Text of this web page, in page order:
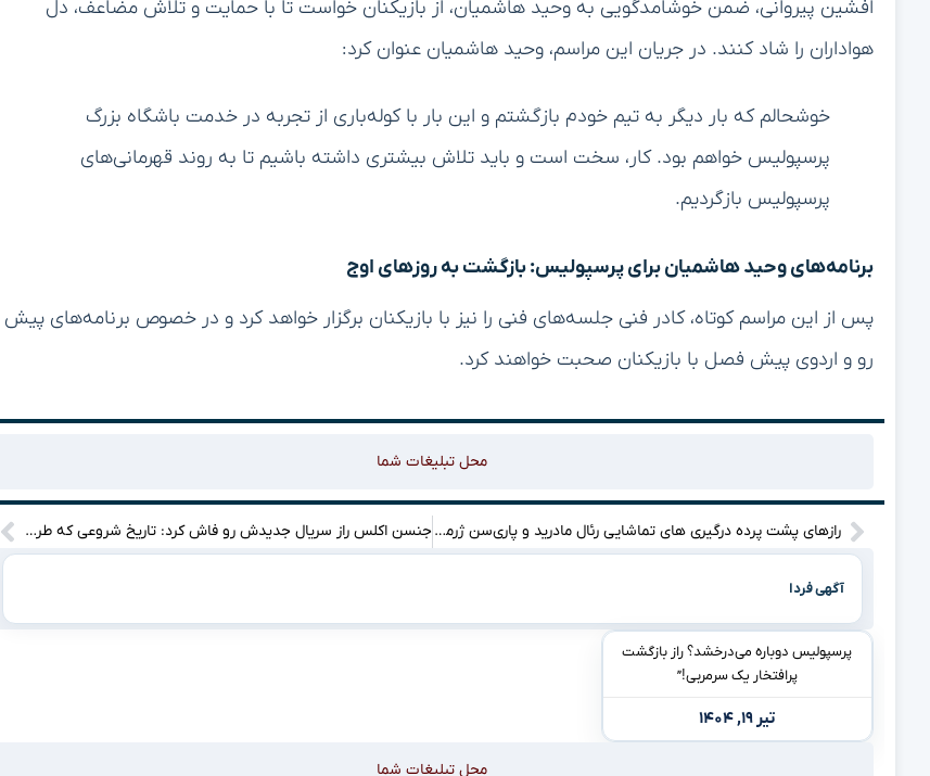
افشین پیروانی، ضمن خوشامدگویی به وحید هاشمیان، از بازیکنان خواست تا با حمایت و تلاش مضاعف، دل
هواداران را شاد کنند. در جریان این مراسم، وحید هاشمیان عنوان کرد:
خوشحالم که بار دیگر به تیم خودم بازگشتم و این بار با کوله‌باری از تجربه در خدمت باشگاه بزرگ
پرسپولیس خواهم بود. کار، سخت است و باید تلاش بیشتری داشته باشیم تا به روند قهرمانی‌های
پرسپولیس بازگردیم.
برنامه‌های وحید هاشمیان برای پرسپولیس: بازگشت به روزهای اوج
پس از این مراسم کوتاه، کادر فنی جلسه‌های فنی را نیز با بازیکنان برگزار خواهد کرد و در خصوص برنامه‌های پیش
رو و اردوی پیش فصل با بازیکنان صحبت خواهند کرد.
محل تبلیغات شما
رازهای پشت پرده درگیری های تماشایی رئال مادرید و پاری‌سن ژرمن که هیچ‌کس جرئت گفتنش را نداشت! جنسن اکلس راز سریال جدیدش رو فاش کرد: تاریخ شروعی که طرفداران رو شوکه می‌کنه!
آگهی فردا
پرسپولیس دوباره می‌درخشد؟ راز بازگشت
پرافتخار یک سرمربی!”
تیر ۱۹, ۱۴۰۴
محل تبلیغات شما